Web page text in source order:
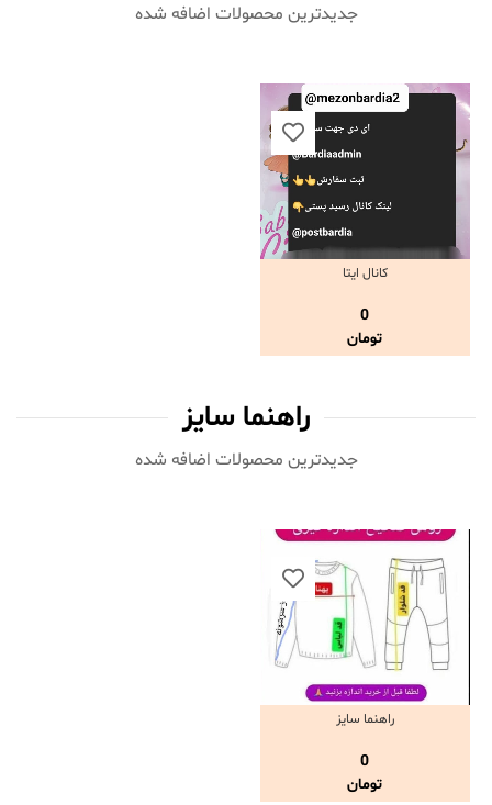
جدیدترین محصولات اضافه شده‌
مشاهده و خرید
کانال ایتا
0
تومان
راهنما سایز
جدیدترین محصولات اضافه شده‌
مشاهده و خرید
راهنما سایز
0
تومان